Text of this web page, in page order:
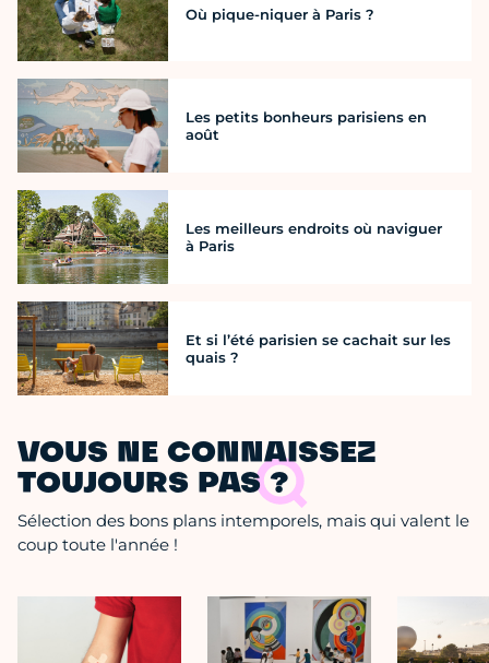
Où pique-niquer à Paris ?
Les petits bonheurs parisiens en
août
Les meilleurs endroits où naviguer
à Paris
Et si l’été parisien se cachait sur les
quais ?
VOUS NE CONNAISSEZ
TOUJOURS PAS ?
Sélection des bons plans intemporels, mais qui valent le
coup toute l'année !